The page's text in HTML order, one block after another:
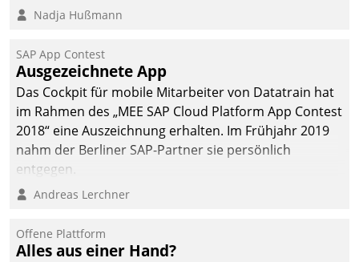
Nadja Hußmann
SAP App Contest
Ausgezeichnete App
Das Cockpit für mobile Mitarbeiter von Datatrain hat
im Rahmen des „MEE SAP Cloud Platform App Contest
2018“ eine Auszeichnung erhalten. Im Frühjahr 2019
nahm der Berliner SAP-Partner sie persönlich
entgegen.
Andreas Lerchner
Offene Plattform
Alles aus einer Hand?